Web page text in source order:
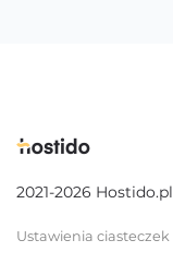
2021-2026 Hostido.pl
Ustawienia ciasteczek